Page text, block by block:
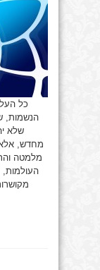
כל
הנשמות,
שלא
מחדש, אלא
מלמטה
העולמות,